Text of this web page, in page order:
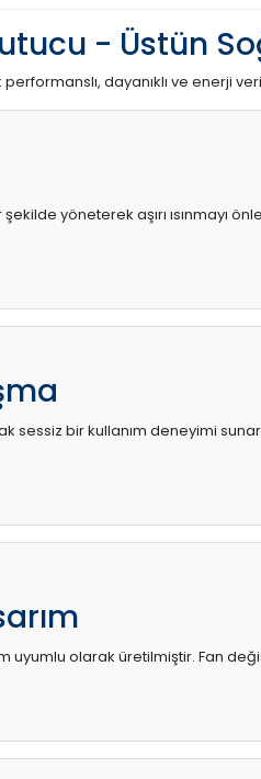
- Üstün
dayanıklı ve enerji
yöneterek aşırı ısınmayı
bir kullanım deneyimi
uyumlu olarak üretilmiştir. Fan